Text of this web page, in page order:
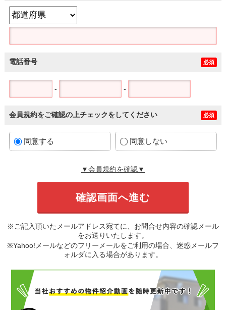
電話番号 必須
- -
会員規約をご確認の上チェックをしてください 必須
同意する 同意しない
▼会員規約を確認▼
※ご記入頂いたメールアドレス宛てに、お問合せ内容の確認メール
をお送りいたします。
※Yahoo!メールなどのフリーメールをご利用の場合、迷惑メールフ
ォルダに入る場合があります。